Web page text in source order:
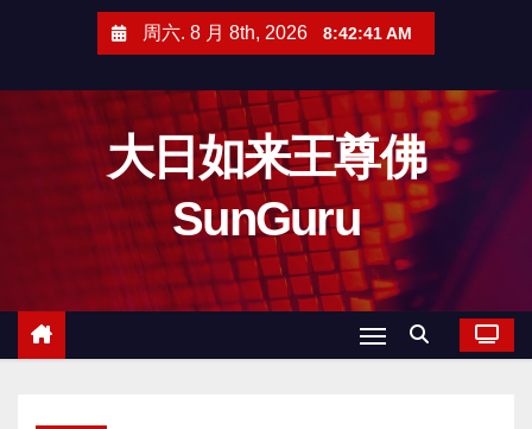
周六. 8 月 8th, 2026 8:42:42 AM
大日如来王尊佛
SunGuru